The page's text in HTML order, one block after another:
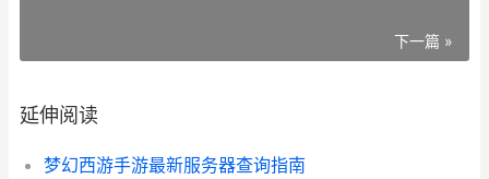
下一篇 »
延伸阅读
梦幻西游手游最新服务器查询指南